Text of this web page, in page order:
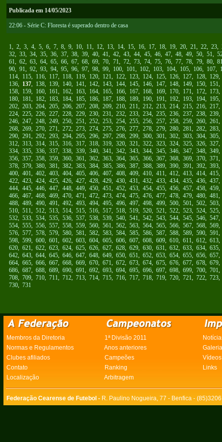
Publicada em 14/05/2023
22:06 - Série C: Floresta é superado dentro de casa
1, 2, 3, 4, 5, 6, 7, 8, 9, 10, 11, 12, 13, 14, 15, 16, 17, 18, 19, 20, 21, 22, 23,
32, 33, 34, 35, 36, 37, 38, 39, 40, 41, 42, 43, 44, 45, 46, 47, 48, 49, 50, 51,
61, 62, 63, 64, 65, 66, 67, 68, 69, 70, 71, 72, 73, 74, 75, 76, 77, 78, 79, 80,
90, 91, 92, 93, 94, 95, 96, 97, 98, 99, 100, 101, 102, 103, 104, 105, 106, 107,
114, 115, 116, 117, 118, 119, 120, 121, 122, 123, 124, 125, 126, 127, 128, 129
136, 137, 138, 139, 140, 141, 142, 143, 144, 145, 146, 147, 148, 149, 150, 151
158, 159, 160, 161, 162, 163, 164, 165, 166, 167, 168, 169, 170, 171, 172, 173
180, 181, 182, 183, 184, 185, 186, 187, 188, 189, 190, 191, 192, 193, 194, 195
202, 203, 204, 205, 206, 207, 208, 209, 210, 211, 212, 213, 214, 215, 216, 217
224, 225, 226, 227, 228, 229, 230, 231, 232, 233, 234, 235, 236, 237, 238, 239
246, 247, 248, 249, 250, 251, 252, 253, 254, 255, 256, 257, 258, 259, 260, 261
268, 269, 270, 271, 272, 273, 274, 275, 276, 277, 278, 279, 280, 281, 282, 283
290, 291, 292, 293, 294, 295, 296, 297, 298, 299, 300, 301, 302, 303, 304, 305
312, 313, 314, 315, 316, 317, 318, 319, 320, 321, 322, 323, 324, 325, 326, 327
334, 335, 336, 337, 338, 339, 340, 341, 342, 343, 344, 345, 346, 347, 348, 349
356, 357, 358, 359, 360, 361, 362, 363, 364, 365, 366, 367, 368, 369, 370, 371
378, 379, 380, 381, 382, 383, 384, 385, 386, 387, 388, 389, 390, 391, 392, 393
400, 401, 402, 403, 404, 405, 406, 407, 408, 409, 410, 411, 412, 413, 414, 415
422, 423, 424, 425, 426, 427, 428, 429, 430, 431, 432, 433, 434, 435, 436, 437
444, 445, 446, 447, 448, 449, 450, 451, 452, 453, 454, 455, 456, 457, 458, 459
466, 467, 468, 469, 470, 471, 472, 473, 474, 475, 476, 477, 478, 479, 480, 481
488, 489, 490, 491, 492, 493, 494, 495, 496, 497, 498, 499, 500, 501, 502, 503
510, 511, 512, 513, 514, 515, 516, 517, 518, 519, 520, 521, 522, 523, 524, 525
532, 533, 534, 535, 536, 537, 538, 539, 540, 541, 542, 543, 544, 545, 546, 547
554, 555, 556, 557, 558, 559, 560, 561, 562, 563, 564, 565, 566, 567, 568, 569
576, 577, 578, 579, 580, 581, 582, 583, 584, 585, 586, 587, 588, 589, 590, 591
598, 599, 600, 601, 602, 603, 604, 605, 606, 607, 608, 609, 610, 611, 612, 613
620, 621, 622, 623, 624, 625, 626, 627, 628, 629, 630, 631, 632, 633, 634, 635
642, 643, 644, 645, 646, 647, 648, 649, 650, 651, 652, 653, 654, 655, 656, 657
664, 665, 666, 667, 668, 669, 670, 671, 672, 673, 674, 675, 676, 677, 678, 679
686, 687, 688, 689, 690, 691, 692, 693, 694, 695, 696, 697, 698, 699, 700, 701
708, 709, 710, 711, 712, 713, 714, 715, 716, 717, 718, 719, 720, 721, 722, 723
730, 731
Membros da Diretoria 1ª Divisão 2011
Normas e Regulamentos
Anos anteriores
Clubes afiliados
Campeões
Vídeos
Contato
Ranking
Links
Localização
Arbitragem
Federação Cearense de Futebol - R. Paulino Nogueira, 77 - Benfica -